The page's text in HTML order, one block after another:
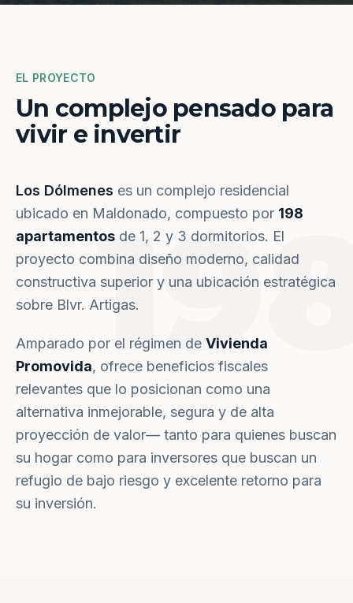
EL PROYECTO
Un complejo pensado para
vivir e invertir
Los Dólmenes es un complejo residencial
ubicado en Maldonado, compuesto por 198
apartamentos de 1, 2 y 3 dormitorios. El
proyecto combina diseño moderno, calidad
constructiva superior y una ubicación estratégica
sobre Blvr. Artigas.
Amparado por el régimen de Vivienda
Promovida, ofrece beneficios fiscales
relevantes que lo posicionan como una
alternativa inmejorable, segura y de alta
proyección de valor— tanto para quienes buscan
su hogar como para inversores que buscan un
refugio de bajo riesgo y excelente retorno para
su inversión.